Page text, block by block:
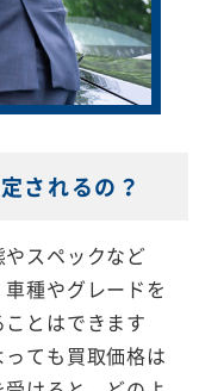
されるの？
スペックなど
種やグレードを
とはできます
ても買取価格は